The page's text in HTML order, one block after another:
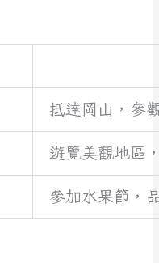
抵達岡山，參
遊覽美觀地區
參加水果節，